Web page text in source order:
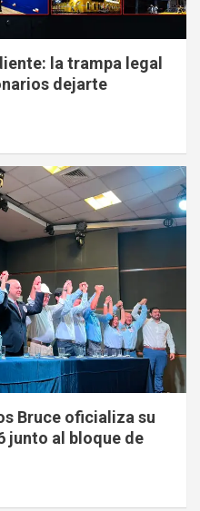
la trampa legal
dejarte
Bruce oficializa su
junto al bloque de